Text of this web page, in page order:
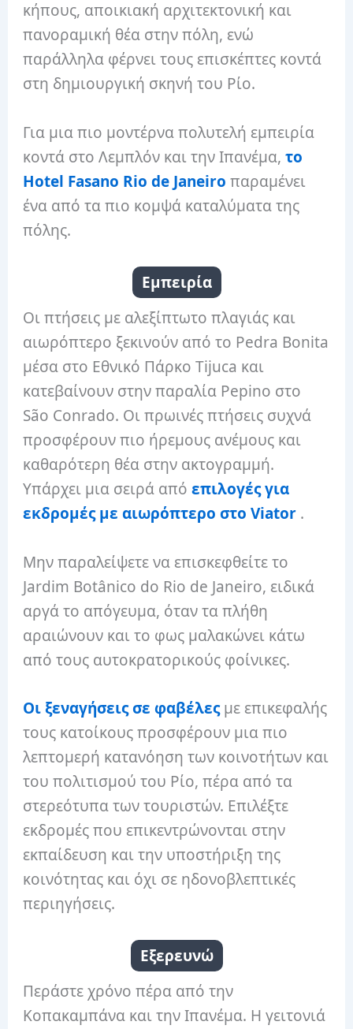
κήπους, αποικιακή αρχιτεκτονική και
πανοραμική θέα στην πόλη, ενώ
παράλληλα φέρνει τους επισκέπτες κοντά
στη δημιουργική σκηνή του Ρίο.
Για μια πιο μοντέρνα πολυτελή εμπειρία
κοντά στο Λεμπλόν και την Ιπανέμα,το
Hotel Fasano Rio de Janeiro παραμένει
ένα από τα πιο κομψά καταλύματα της
πόλης.
Εμπειρία
Οι πτήσεις με αλεξίπτωτο πλαγιάς και
αιωρόπτερο ξεκινούν από το Pedra Bonita
μέσα στο Εθνικό Πάρκο Tijuca και
κατεβαίνουν στην παραλία Pepino στο
São Conrado. Οι πρωινές πτήσεις συχνά
προσφέρουν πιο ήρεμους ανέμους και
καθαρότερη θέα στην ακτογραμμή.
Υπάρχει μια σειρά απόεπιλογές για
εκδρομές με αιωρόπτερο στο Viator .
Μην παραλείψετε να επισκεφθείτε το
Jardim Botânico do Rio de Janeiro, ειδικά
αργά το απόγευμα, όταν τα πλήθη
αραιώνουν και το φως μαλακώνει κάτω
από τους αυτοκρατορικούς φοίνικες.
Οι ξεναγήσεις σε φαβέλεςμε επικεφαλής
τους κατοίκους προσφέρουν μια πιο
λεπτομερή κατανόηση των κοινοτήτων και
του πολιτισμού του Ρίο, πέρα ​​από τα
στερεότυπα των τουριστών. Επιλέξτε
εκδρομές που επικεντρώνονται στην
εκπαίδευση και την υποστήριξη της
κοινότητας και όχι σε ηδονοβλεπτικές
περιηγήσεις.
Εξερευνώ
Περάστε χρόνο πέρα ​​από την
Κοπακαμπάνα και την Ιπανέμα. Η γειτονιά